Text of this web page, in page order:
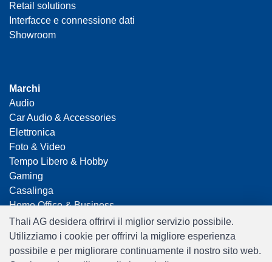
Retail solutions
Interfacce e connessione dati
Showroom
Marchi
Audio
Car Audio & Accessories
Elettronica
Foto & Video
Tempo Libero & Hobby
Gaming
Casalinga
Home Office & Business
Merchandising
Smart Home
Giocattoli
Thali AG desidera offrirvi il miglior servizio possibile.
Utilizziamo i cookie per offrirvi la migliore esperienza
possibile e per migliorare continuamente il nostro sito web.